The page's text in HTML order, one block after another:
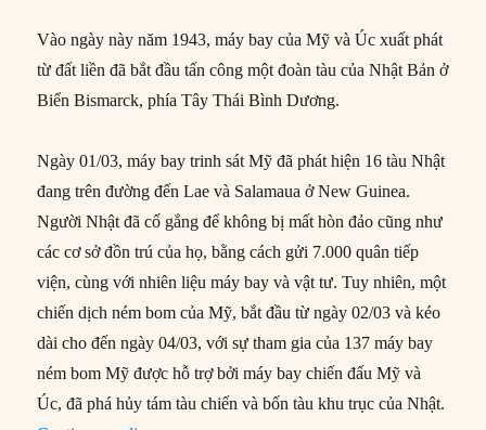
Vào ngày này năm 1943, máy bay của Mỹ và Úc xuất phát
từ đất liền đã bắt đầu tấn công một đoàn tàu của Nhật Bản ở
Biển Bismarck, phía Tây Thái Bình Dương.
Ngày 01/03, máy bay trinh sát Mỹ đã phát hiện 16 tàu Nhật
đang trên đường đến Lae và Salamaua ở New Guinea.
Người Nhật đã cố gắng để không bị mất hòn đảo cũng như
các cơ sở đồn trú của họ, bằng cách gửi 7.000 quân tiếp
viện, cùng với nhiên liệu máy bay và vật tư. Tuy nhiên, một
chiến dịch ném bom của Mỹ, bắt đầu từ ngày 02/03 và kéo
dài cho đến ngày 04/03, với sự tham gia của 137 máy bay
ném bom Mỹ được hỗ trợ bởi máy bay chiến đấu Mỹ và
Úc, đã phá hủy tám tàu chiến và bốn tàu khu trục của Nhật.